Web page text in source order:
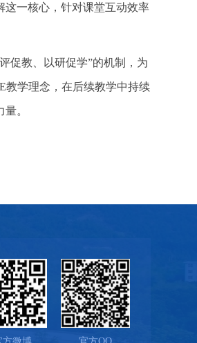
这一核心，针对课堂互动效率
促教、以研促学”的机制，为
教学理念，在后续教学中持续
。